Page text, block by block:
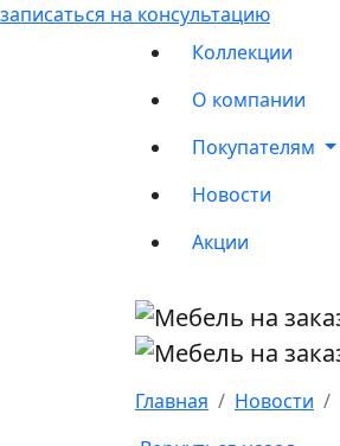
записаться на консультацию
Коллекции
О компании
Покупателям
Новости
Акции
Главная
Новости